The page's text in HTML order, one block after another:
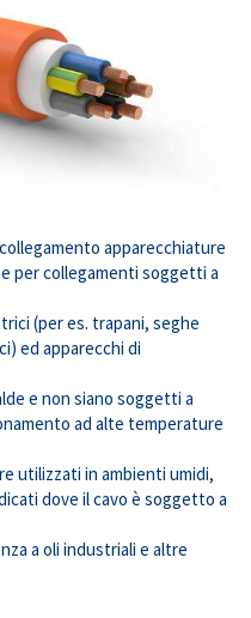
apparecchiature
per collegamenti soggetti a
(per es. trapani, seghe
ed apparecchi di
e non siano soggetti a
ad alte temperature
utilizzati in ambienti umidi,
dove il cavo è soggetto a
a oli industriali e altre